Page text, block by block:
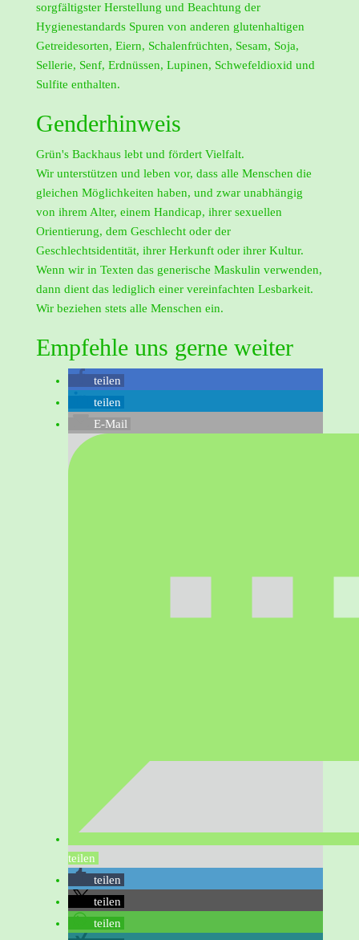
sorgfältigster Herstellung und Beachtung der
Hygienestandards Spuren von anderen glutenhaltigen
Getreidesorten, Eiern, Schalenfrüchten, Sesam, Soja,
Sellerie, Senf, Erdnüssen, Lupinen, Schwefeldioxid und
Sulfite enthalten.
Genderhinweis
Grün's Backhaus lebt und fördert Vielfalt.
Wir unterstützen und leben vor, dass alle Menschen die
gleichen Möglichkeiten haben, und zwar unabhängig
von ihrem Alter, einem Handicap, ihrer sexuellen
Orientierung, dem Geschlecht oder der
Geschlechtsidentität, ihrer Herkunft oder ihrer Kultur.
Wenn wir in Texten das generische Maskulin verwenden,
dann dient das lediglich einer vereinfachten Lesbarkeit.
Wir beziehen stets alle Menschen ein.
Empfehle uns gerne weiter
teilen
teilen
E-Mail
teilen
teilen
teilen
teilen